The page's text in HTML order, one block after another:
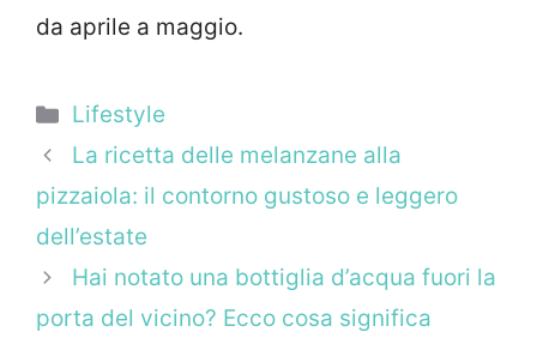
da aprile a maggio.
Categorie
Lifestyle
La ricetta delle melanzane alla
pizzaiola: il contorno gustoso e leggero
dell’estate
Hai notato una bottiglia d’acqua fuori la
porta del vicino? Ecco cosa significa